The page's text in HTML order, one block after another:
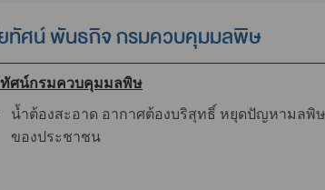
ทัศน์ พันธกิจ กรมควบคุมมลพิษ
ศน์กรมควบคุมมลพิษ
น้ำต้องสะอาด อากาศต้องบริสุทธิ์ หยุดปัญหามล
ของประชาชน